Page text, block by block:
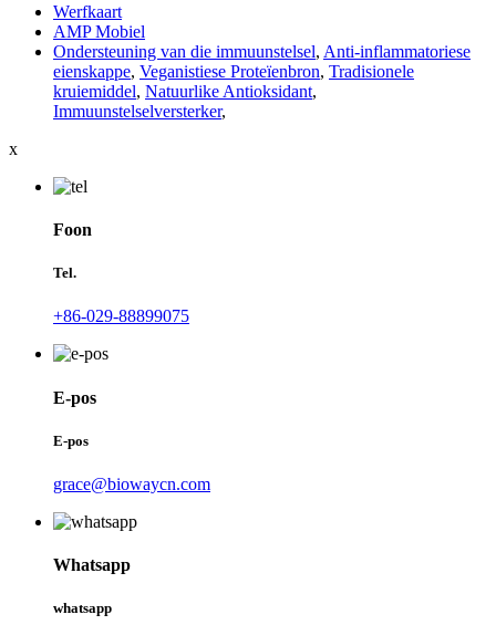
Werfkaart
AMP Mobiel
Ondersteuning van die immuunstelsel, Anti-inflammatoriese
eienskappe, Veganistiese Proteïenbron, Tradisionele
kruiemiddel, Natuurlike Antioksidant,
Immuunstelselversterker,
x
Foon
Tel.
+86-029-88899075
E-pos
E-pos
grace@biowaycn.com
Whatsapp
whatsapp